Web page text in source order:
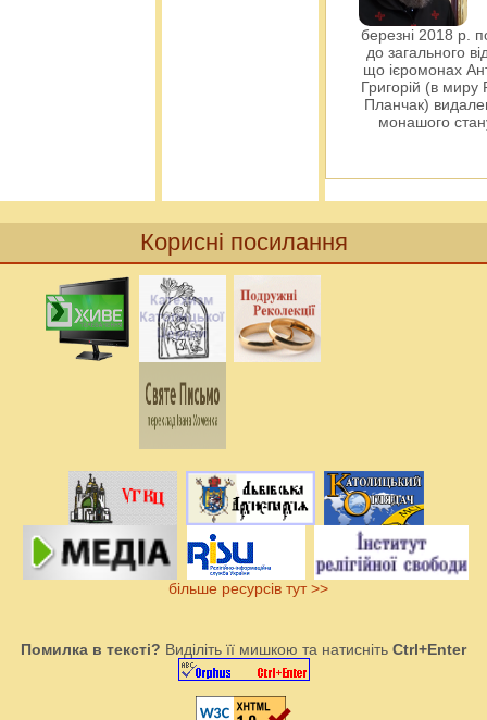
березні 2018 р.
до загального
що ієромонах
Григорій (в миру
Планчак)
монашого
Корисні посилання
більше ресурсів тут >>
Помилка в тексті? Виділіть її мишкою та натисніть Ctrl+Enter